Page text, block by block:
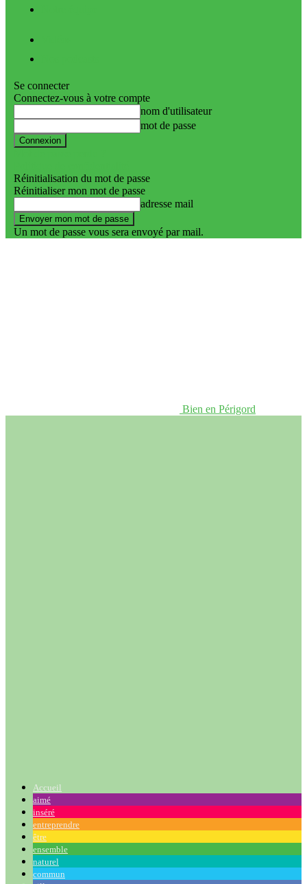
Se connecter
Connectez-vous à votre compte
nom d'utilisateur
mot de passe
Réinitialisation du mot de passe
Réinitialiser mon mot de passe
adresse mail
Un mot de passe vous sera envoyé par mail.
Bien en Périgord
Accueil
aimé
inséré
entreprendre
être
ensemble
naturel
commun